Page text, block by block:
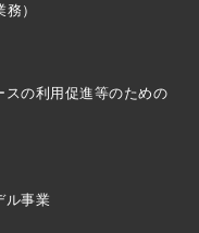
）
スの利用促進等のための
ル事業